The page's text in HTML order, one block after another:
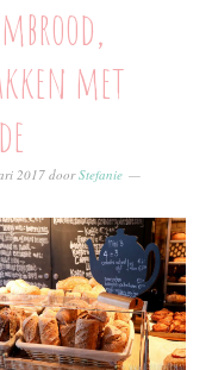
met
2017doorStefanie